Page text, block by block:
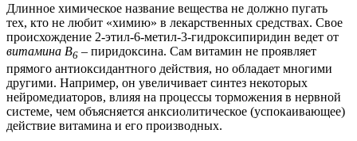
Длинное химическое название вещества не должно пугать
тех, кто не любит «химию» в лекарственных средствах. Свое
происхождение 2-этил-6-метил-3-гидроксипиридин ведет от
витамина В6 – пиридоксина. Сам витамин не проявляет
прямого антиоксидантного действия, но обладает многими
другими. Например, он увеличивает синтез некоторых
нейромедиаторов, влияя на процессы торможения в нервной
системе, чем объясняется анксиолитическое (успокаивающее)
действие витамина и его производных.